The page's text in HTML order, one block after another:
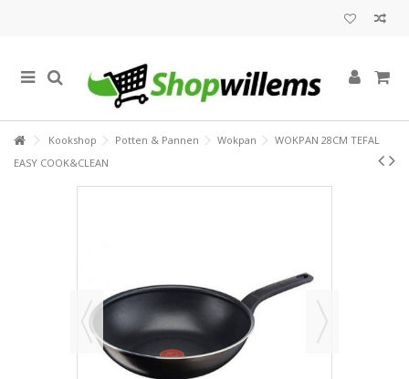
Kookshop Potten & Pannen Wokpan
WOKPAN 28CM TEFAL
EASY COOK&CLEAN